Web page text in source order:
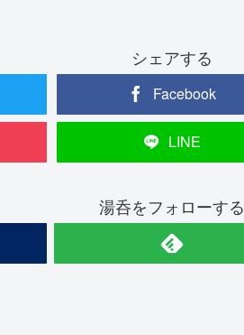
シェアする
Facebook
LINE
湯呑をフォローする